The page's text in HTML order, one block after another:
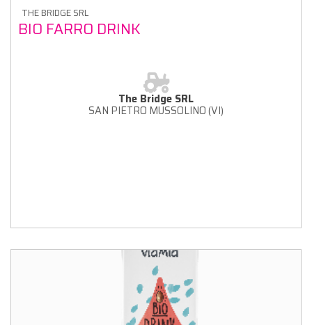
THE BRIDGE SRL
BIO FARRO DRINK
The Bridge SRL
SAN PIETRO MUSSOLINO (VI)